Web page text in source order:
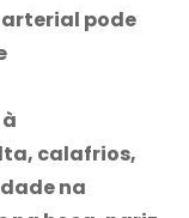
pode
calafrios,
na